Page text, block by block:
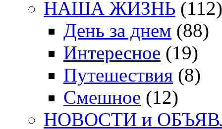
НАША ЖИЗНЬ (112)
День за днем (88)
Интересное (19)
Путешествия (8)
Смешное (12)
НОВОСТИ и